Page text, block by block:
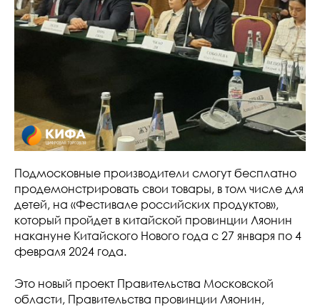
Подмосковные производители смогут бесплатно
продемонстрировать свои товары, в том числе для
детей, на «Фестивале российских продуктов»,
который пройдет в китайской провинции Ляонин
накануне Китайского Нового года с 27 января по 4
февраля 2024 года.
Это новый проект Правительства Московской
области, Правительства провинции Ляонин,